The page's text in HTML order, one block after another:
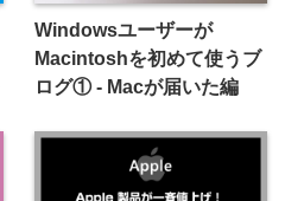
Windowsユーザーが
Macintoshを初めて使うブ
ログ① - Macが届いた編